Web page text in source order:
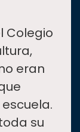
Colegio
eran
su